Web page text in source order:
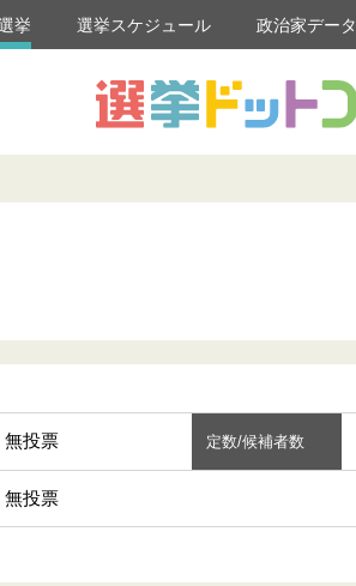
挙 選挙スケジュール 政治家データ
無投票 定数/候補者数
無投票